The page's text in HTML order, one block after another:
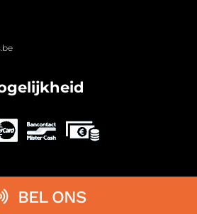
BEL ONS